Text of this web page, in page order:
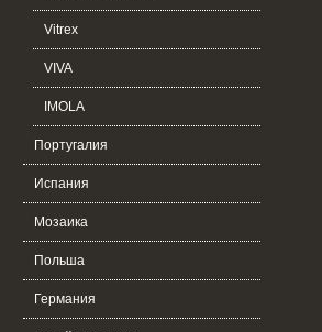
Vitrex
VIVA
IMOLA
Португалия
Испания
Мозаика
Польша
Германия